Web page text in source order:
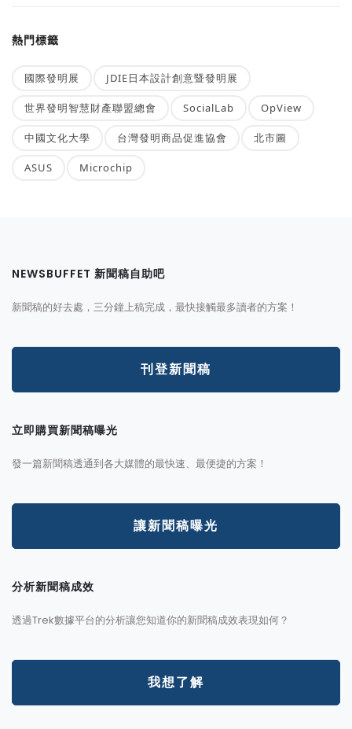
熱門標籤
國際發明展 JDIE日本設計創意暨發明展
世界發明智慧財產聯盟總會 SocialLab OpView
中國文化大學 台灣發明商品促進協會 北市圖
ASUS Microchip
NEWSBUFFET 新聞稿自助吧
新聞稿的好去處，三分鐘上稿完成，最快接觸最多讀者的方案！
刊登新聞稿
立即購買新聞稿曝光
發一篇新聞稿透通到各大媒體的最快速、最便捷的方案！
讓新聞稿曝光
分析新聞稿成效
透過Trek數據平台的分析讓您知道你的新聞稿成效表現如何？
我想了解